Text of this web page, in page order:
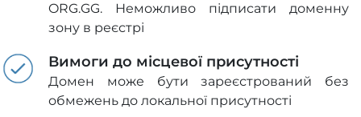
ORG.GG. Неможливо підписати доменну
зону в реєстрі
Вимоги до місцевої присутності
Домен може бути зареєстрований без
обмежень до локальної присутності